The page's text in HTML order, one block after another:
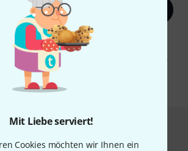
Mit Liebe serviert!
Cookies möchten wir Ihnen ein
Jetzt anmelden
anmelden“ stimmen Sie dem Erhalt von E-Mail-
Messung des E-Mail-Nutzungsverhaltens zu. Die
möglich. Weitere Informationen finden Sie in
unseren
Datenschutzhinweisen
* Pflichtfeld
& bezahlen